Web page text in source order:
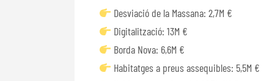
Desviació de la Massana: 2,7M €
Digitalització: 13M €
Borda Nova: 6,6M €
Habitatges a preus assequibles: 5,5M €